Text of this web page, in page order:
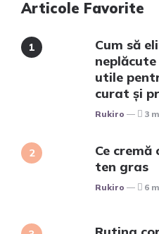
Articole Favorite
Cum să
utile
curat și
Posted
Rukiro 3
Ce cremă
ten gras
Posted
Rukiro 6